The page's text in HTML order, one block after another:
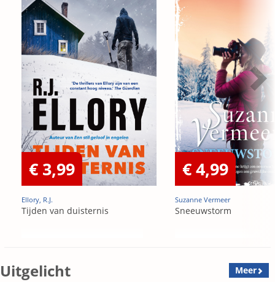
€ 3,99
Ellory, R.J.
Tijden van duisternis
€ 4,99
Suzanne Vermeer
Sneeuwstorm
Uitgelicht Meer